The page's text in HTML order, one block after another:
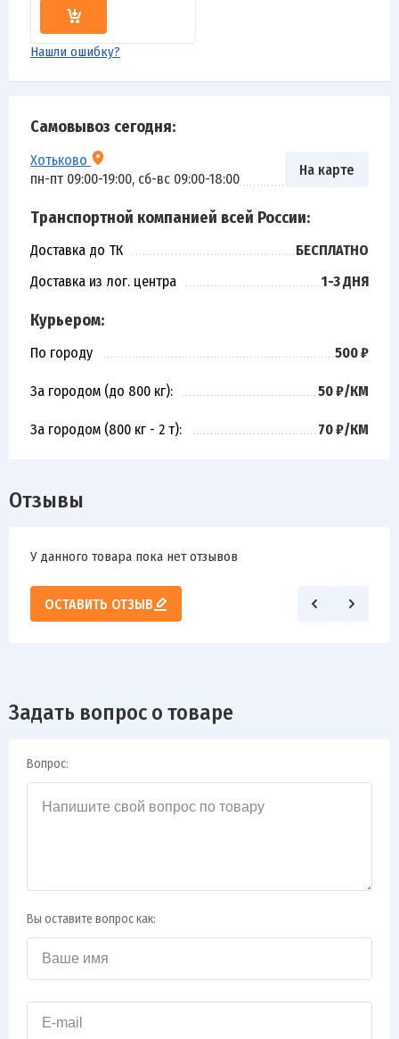
Самовывоз сегодня:
Хотьково
пн-пт 09:00-19:00, сб-вс 09:00-18:00
На карте
Транспортной компанией всей России:
Доставка до ТК
БЕСПЛАТНО
Доставка из лог. центра
1-3 ДНЯ
Курьером:
По городу 500 ₽
За городом (до 800 кг): 50 ₽/КМ
За городом (800 кг - 2 т): 70 ₽/КМ
Нашли ошибку?
Отзывы
У данного товара пока нет отзывов
ОСТАВИТЬ ОТЗЫВ
Задать вопрос о товаре
Вопрос:
Вы оставите вопрос как: